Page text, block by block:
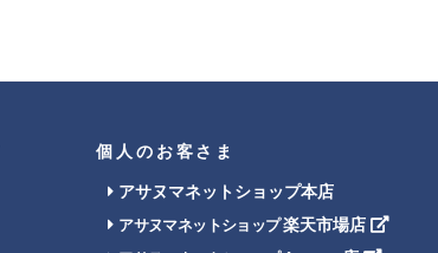
個人のお客さま
アサヌマネットショップ本店
アサヌマネットショップ楽天市場店